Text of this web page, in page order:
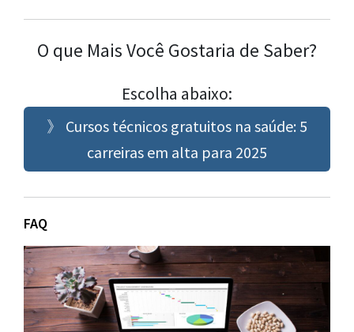
O que Mais Você Gostaria de Saber?
Escolha abaixo:
》 Cursos técnicos gratuitos na saúde: 5
carreiras em alta para 2025
FAQ